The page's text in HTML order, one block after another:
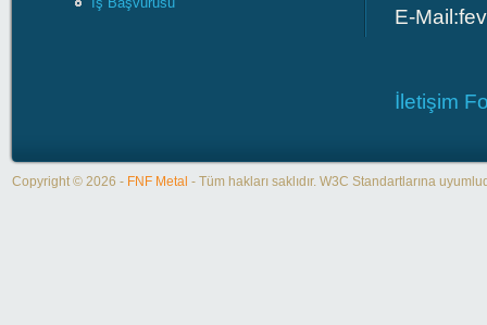
E-Mail:
İletişim
Copyright © 2026 - FNF Metal - Tüm hakları saklıdır. W3C Standartlarına